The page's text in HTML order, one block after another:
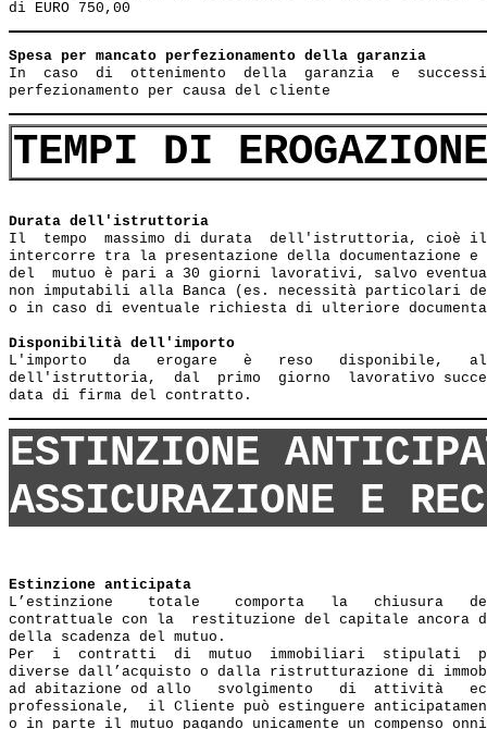
Spesa per mancato perfezionamento della
In  caso  di  ottenimento  della  garanzia  e
TEMPI DI
Durata dell'istruttoria
Il  tempo  massimo di durata  dell'istruttoria, cioè il
intercorre tra la presentazione della documentazione
del  mutuo è pari a 30 giorni lavorativi, salvo
non imputabili alla Banca (es. necessità particolari
o in caso di eventuale richiesta di ulteriore
Disponibilità dell'importo
L'importo   da   erogare   è   reso   disponibile,
dell'istruttoria,  dal  primo  giorno  lavorativo
ESTINZIONE
ASSICURAZIONE E
Estinzione anticipata
L’estinzione    totale    comporta   la   chiusura
contrattuale con la  restituzione del capitale ancora
della scadenza del mutuo.
Per  i  contratti  di  mutuo  immobiliari  stipulati
diverse dall’acquisto o dalla ristrutturazione di
ad abitazione od allo   svolgimento   di  attività
professionale,  il Cliente può estinguere
o in parte il mutuo pagando unicamente un compenso